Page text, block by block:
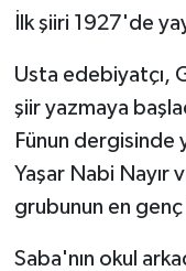
İlk şiiri 1927'de
Usta edebiyatçı,
şiir yazmaya
Fünun dergisinde
Yaşar Nabi Nayır
grubunun en
Saba'nın okul